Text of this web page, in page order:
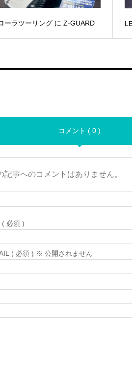
ーラツーリング に Z-GUARD
コメント ( 0 )
記事へのコメントはありません。
( 必須 )
( 必須 ) ※ 公開されません